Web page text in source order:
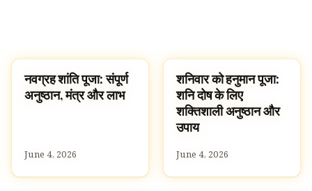
ज्योतिष
नवग्रह शांति पूजा: संपूर्ण
अनुष्ठान, मंत्र और लाभ
June 4, 2026
पूजा, श्लोक और मंत्र
शनिवार को हनुमान पूजा:
शनि दोष के लिए
शक्तिशाली अनुष्ठान और
उपाय
June 4, 2026